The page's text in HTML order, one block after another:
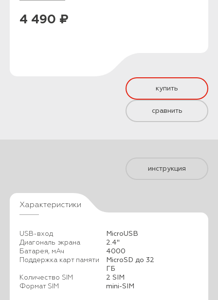
4 490 ₽
купить
сравнить
инструкция
Характеристики
USB-вход
MicroUSB
Диагональ экрана
2.4"
Батарея, мАч
4000
Поддержка карт памяти
MicroSD до 32
ГБ
Количество SIM
2 SIM
Формат SIM
mini-SIM